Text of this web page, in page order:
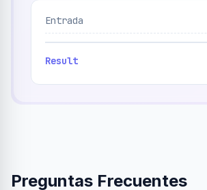
Entrada
Result
Preguntas Frecuentes